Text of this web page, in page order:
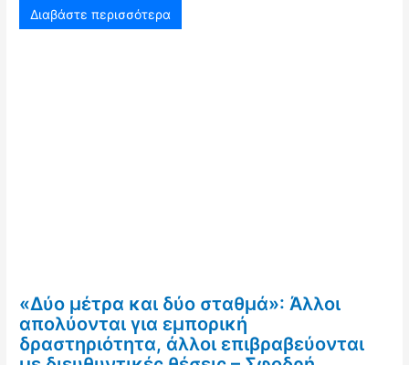
Διαβάστε περισσότερα
«Δύο μέτρα και δύο σταθμά»: Άλλοι
απολύονται για εμπορική
δραστηριότητα, άλλοι επιβραβεύονται